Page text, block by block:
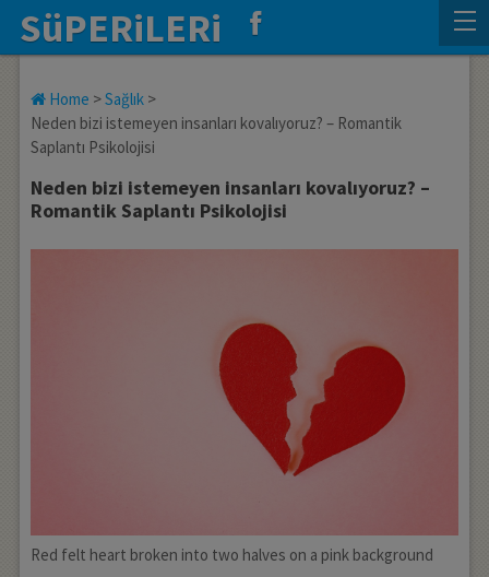
SüPERiLERi
Home >Sağlık>
Neden bizi istemeyen insanları kovalıyoruz? – Romantik
Saplantı Psikolojisi
Neden bizi istemeyen insanları kovalıyoruz? –
Romantik Saplantı Psikolojisi
Red felt heart broken into two halves on a pink background